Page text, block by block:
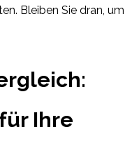
Bleiben Sie dran, um
Ihre